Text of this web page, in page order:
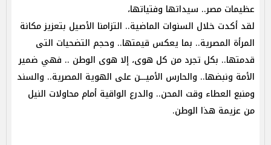
عظيمات مصر.. سيداتها وفتياتها،
لقد أكدت خلال السنوات الماضية.. التزامنا الأصيل بتعزيز مكانة
المرأة المصرية.. بما يعكس قيمتها.. وحجم التضحيات التى
قدمتها.. بكل تجرد من كل هوى، إلا هوى الوطن .. فهي ضمير
الأمة ونبضها.. والحارس الأميـــن على الهوية المصرية.. والسند
ومنبع العطاء وقت المحن.. والدرع الواقية أمام محاولات النيل
من عزيمة هذا الوطن.